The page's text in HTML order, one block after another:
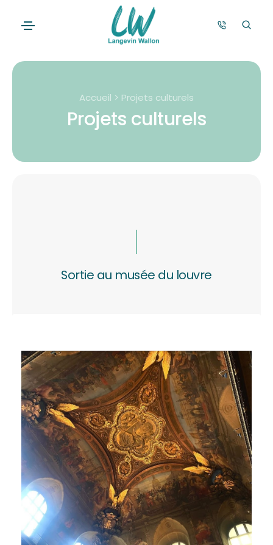
Accueil > Projets culturels
Projets culturels
Sortie au musée du louvre